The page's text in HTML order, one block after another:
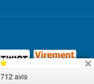
712 avis